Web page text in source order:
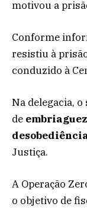
motivou a
Conforme
resistiu à
conduzido à
Na delegacia,
de
Justiça.
A Operação
o objetivo de